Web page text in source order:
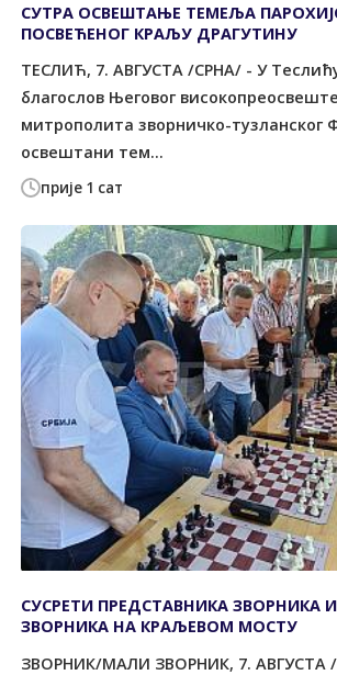
прије 1 сат
СУТРА ОСВЕШТАЊЕ ТЕМЕЉА
ПОСВЕЋЕНОГ КРАЉУ ДРАГУТИНУ
ТЕСЛИЋ, 7. АВГУСТА /СРНА/ - У
благослов Његовог
митрополита зворничко-тузланског
освештани тем...
СУСРЕТИ ПРЕДСТАВНИКА ЗВОРНИКА
ЗВОРНИКА НА КРАЉЕВОМ МОСТУ
ЗВОРНИК/МАЛИ ЗВОРНИК, 7. АВГУСТА